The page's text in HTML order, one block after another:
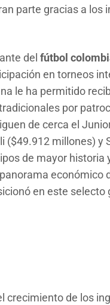
parte gracias a los
del fútbol
en torneos
le ha permitido
por
de cerca el
($49.912 millones) y
de mayor historia
económico
en este selecto
crecimiento de los